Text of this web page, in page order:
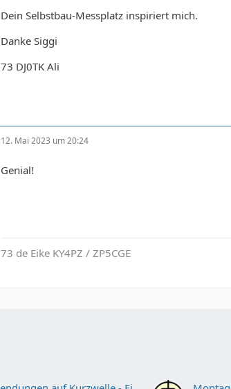
Dein Selbstbau-Messplatz inspiriert mich.
Danke Siggi
73 DJ0TK Ali
12. Mai 2023 um 20:24
Genial!
73 de Eike KY4PZ / ZP5CGE